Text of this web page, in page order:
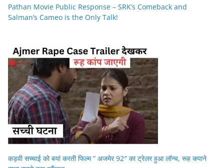
Pathan Movie Public Response – SRK’s Comeback and
Salman’s Cameo is the Only Talk!
कड़वी सच्चाई को बयां करती फिल्म ” अजमेर 92″ का ट्रेलर हुआ लॉन्च, रूह कपाने